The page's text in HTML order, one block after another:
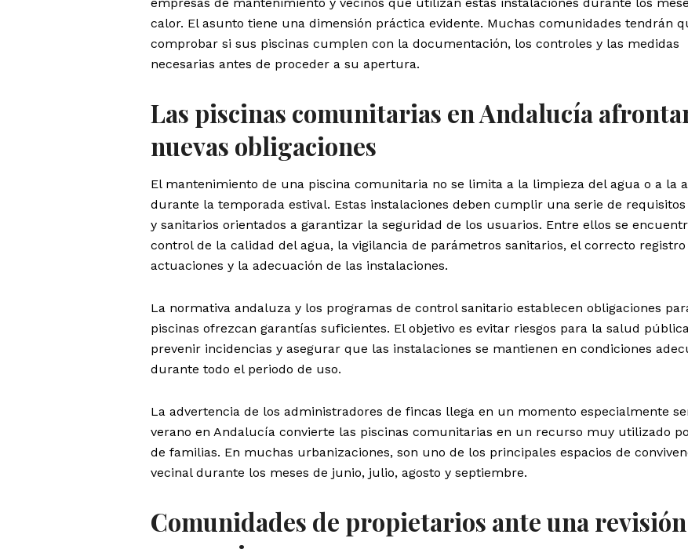
calor. El asunto tiene una dimensión práctica evidente. Muchas comunidades tendrán
comprobar si sus piscinas cumplen con la documentación, los controles y las medidas
necesarias antes de proceder a su apertura.
Las piscinas comunitarias en Andalucía
nuevas obligaciones
El mantenimiento de una piscina comunitaria no se limita a la limpieza del agua o a la
durante la temporada estival. Estas instalaciones deben cumplir una serie de
y sanitarios orientados a garantizar la seguridad de los usuarios. Entre ellos se
control de la calidad del agua, la vigilancia de parámetros sanitarios, el correcto registro
actuaciones y la adecuación de las instalaciones.
La normativa andaluza y los programas de control sanitario establecen obligaciones
piscinas ofrezcan garantías suficientes. El objetivo es evitar riesgos para la salud
prevenir incidencias y asegurar que las instalaciones se mantienen en condiciones
durante todo el periodo de uso.
La advertencia de los administradores de fincas llega en un momento especialmente
verano en Andalucía convierte las piscinas comunitarias en un recurso muy utilizado
de familias. En muchas urbanizaciones, son uno de los principales espacios de
vecinal durante los meses de junio, julio, agosto y septiembre.
Comunidades de propietarios ante una revisión